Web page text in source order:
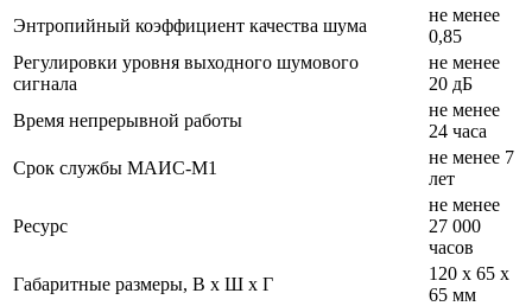
Энтропийный коэффициент качества шума
не менее
0,85
Регулировки уровня выходного шумового
сигнала
не менее
20 дБ
Время непрерывной работы
не менее
24 часа
Срок службы МАИС-М1
не менее 7
лет
Ресурс
не менее
27 000
часов
Габаритные размеры, В х Ш х Г
120 х 65 х
65 мм